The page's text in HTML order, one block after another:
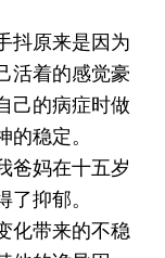
抖原来是因为
活着的感觉豪
己的病症时做
稳定。
爸妈在十五岁
抑郁。
化带来的不稳